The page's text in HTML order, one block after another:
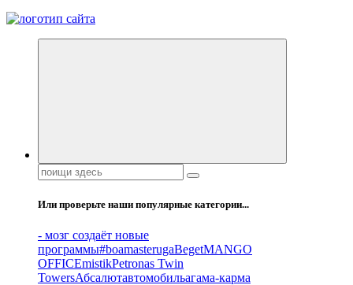
Все самое интересное, вдохновляющее и тайное внутри.
Поиск:
Или проверьте наши популярные категории...
- мозг создаёт новые
программы#boamasterugaBegetMANGO
OFFICEmistikPetronas Twin
TowersАбсалютавтомобильагама-карма